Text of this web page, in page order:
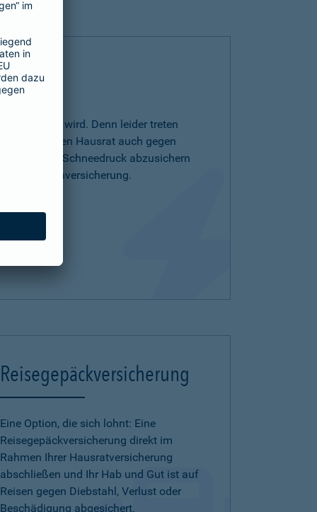
wichtiger wird. Denn leider treten
auf. Um Ihren Hausrat auch gegen
oder Schneedruck abzusichern
Reisegepäckversicherung
Eine Option, die sich lohnt: Eine
Reisegepäckversicherung direkt im
Rahmen Ihrer Hausratversicherung
abschließen und Ihr Hab und Gut ist auf
Reisen gegen Diebstahl, Verlust oder
Beschädigung abgesichert.